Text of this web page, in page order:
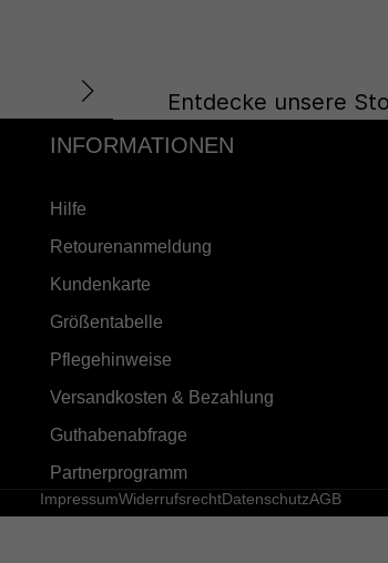
Entdecke unsere
INFORMATIONEN
Hilfe
Retourenanmeldung
Kundenkarte
Größentabelle
Pflegehinweise
Versandkosten & Bezahlung
Guthabenabfrage
Partnerprogramm
ImpressumWiderrufsrechtDatenschutzAGB